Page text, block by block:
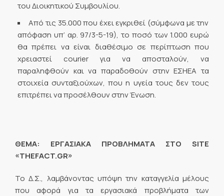
του Διοικητικού Συμβουλίου.
Από τις 35.000 που έχει εγκριθεί (σύμφωνα με την
απόφαση υπ’ αρ. 97/3-5-19), το ποσό των 1.000 ευρώ
θα πρέπει να είναι διαθέσιμο σε περίπτωση που
χρειαστεί courier για να αποσταλούν, να
παραληφθούν και να παραδοθούν στην ΕΣΗΕΑ τα
στοιχεία συνταξιούχων, που η υγεία τους δεν τους
επιτρέπει να προσέλθουν στην Ένωση.
ΘΕΜΑ: ΕΡΓΑΣΙΑΚΑ ΠΡΟΒΛΗΜΑΤΑ ΣΤΟ SITE
«THEFACT.GR»
Το Δ.Σ., λαμβάνοντας υπόψη την καταγγελία μέλους
που αφορά για τα εργασιακά προβλήματα των